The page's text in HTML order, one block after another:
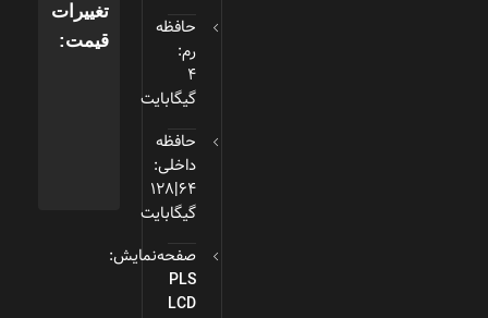
حافظه
رم:
4
گیگابایت
حافظه
داخلی:
64|128
گیگابایت
صفحه‌نمایش:
PLS
LCD
تغییرات
قیمت: